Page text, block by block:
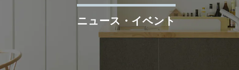
ニュース・イベント